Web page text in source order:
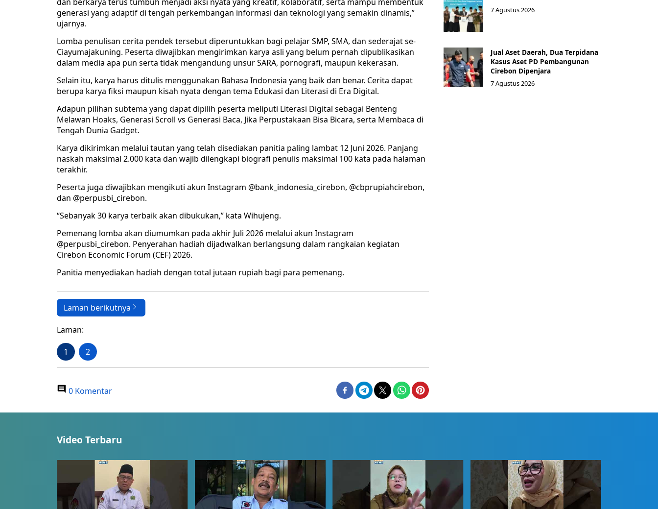
generasi yang adaptif di tengah perkembangan informasi dan teknologi yang semakin dinamis,”
ujarnya.
Lomba penulisan cerita pendek tersebut diperuntukkan bagi pelajar SMP, SMA, dan sederajat se-
Ciayumajakuning. Peserta diwajibkan mengirimkan karya asli yang belum pernah dipublikasikan
dalam media apa pun serta tidak mengandung unsur SARA, pornografi, maupun kekerasan.
Selain itu, karya harus ditulis menggunakan Bahasa Indonesia yang baik dan benar. Cerita dapat
berupa karya fiksi maupun kisah nyata dengan tema Edukasi dan Literasi di Era Digital.
Adapun pilihan subtema yang dapat dipilih peserta meliputi Literasi Digital sebagai Benteng
Melawan Hoaks, Generasi Scroll vs Generasi Baca, Jika Perpustakaan Bisa Bicara, serta Membaca di
Tengah Dunia Gadget.
Karya dikirimkan melalui tautan yang telah disediakan panitia paling lambat 12 Juni 2026. Panjang
naskah maksimal 2.000 kata dan wajib dilengkapi biografi penulis maksimal 100 kata pada halaman
terakhir.
Peserta juga diwajibkan mengikuti akun Instagram @bank_indonesia_cirebon, @cbprupiahcirebon,
dan @perpusbi_cirebon.
“Sebanyak 30 karya terbaik akan dibukukan,” kata Wihujeng.
Pemenang lomba akan diumumkan pada akhir Juli 2026 melalui akun Instagram
@perpusbi_cirebon. Penyerahan hadiah dijadwalkan berlangsung dalam rangkaian kegiatan
Cirebon Economic Forum (CEF) 2026.
Panitia menyediakan hadiah dengan total jutaan rupiah bagi para pemenang.
Laman berikutnya
Laman:
1 2
0 Komentar
7 Agustus 2026
Jual Aset Daerah, Dua Terpidana
Kasus Aset PD Pembangunan
Cirebon Dipenjara
7 Agustus 2026
Video Terbaru